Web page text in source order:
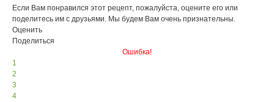
Если Вам понравился этот рецепт, пожалуйста, оцените его или
поделитесь им с друзьями. Мы будем Вам очень признательны.
Оценить
Поделиться
Ошибка!
1
2
3
4